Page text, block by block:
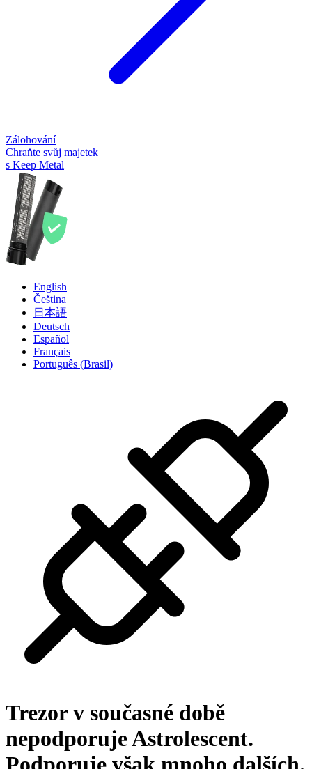
Zálohování
Chraňte svůj majetek
s Keep Metal
English
Čeština
日本語
Deutsch
Español
Français
Português (Brasil)
Trezor v současné době
nepodporujeAstrolescent.